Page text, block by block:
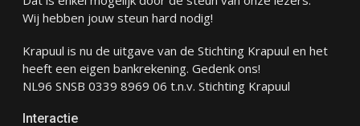
Wij hebben jouw steun hard nodig!
Krapuul is nu de uitgave van de Stichting Krapuul en het
heeft een eigen bankrekening. Gedenk ons!
NL96 SNSB 0339 8969 06 t.n.v. Stichting Krapuul
Interactie